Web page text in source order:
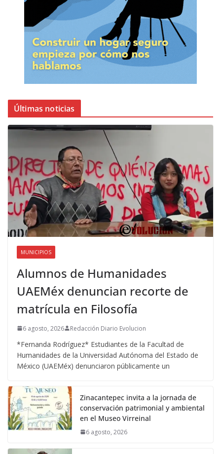
Últimas noticias
MUNICIPIOS
Alumnos de Humanidades
UAEMéx denuncian recorte de
matrícula en Filosofía
6 agosto, 2026 Redacción Diario Evolucion
*Fernanda Rodríguez* Estudiantes de la Facultad de
Humanidades de la Universidad Autónoma del Estado de
México (UAEMéx) denunciaron públicamente un
Zinacantepec invita a la jornada de
conservación patrimonial y ambiental
en el Museo Virreinal
6 agosto, 2026